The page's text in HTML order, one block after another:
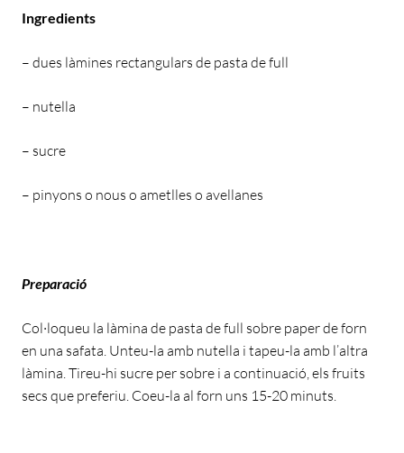
Ingredients
– dues làmines rectangulars de pasta de full
– nutella
– sucre
– pinyons o nous o ametlles o avellanes
Preparació
Col·loqueu la làmina de pasta de full sobre paper de forn
en una safata. Unteu-la amb nutella i tapeu-la amb l’altra
làmina. Tireu-hi sucre per sobre i a continuació, els fruits
secs que preferiu. Coeu-la al forn uns 15-20 minuts.